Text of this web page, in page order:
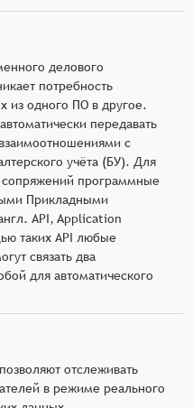
делового
потребность
из одного ПО в другое.
передавать
с
учёта (БУ). Для
сопряжений программные
Прикладными
API, Application
таких API любые
связать два
для автоматического
отслеживать
в режиме реального